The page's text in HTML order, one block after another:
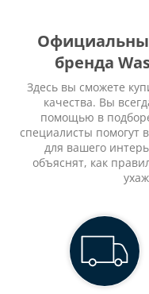
бренда
Здесь вы сможете
качества. Вы
помощью в
специалисты помогут
для вашего
объяснят, как